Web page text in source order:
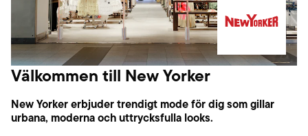
Välkommen till New Yorker
New Yorker erbjuder trendigt mode för dig som gillar
urbana, moderna och uttrycksfulla looks.